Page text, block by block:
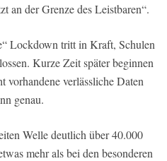
an der Grenze des Leistbaren“.
Lockdown tritt in Kraft, Schulen
Kurze Zeit später beginnen
vorhandene verlässliche Daten
genau.
Welle deutlich über 40.000
mehr als bei den besonderen